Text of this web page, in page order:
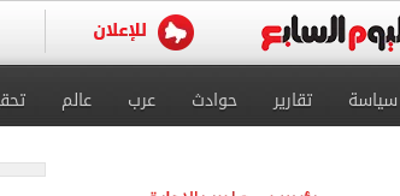
سياسة تقارير حوادث عرب عالم